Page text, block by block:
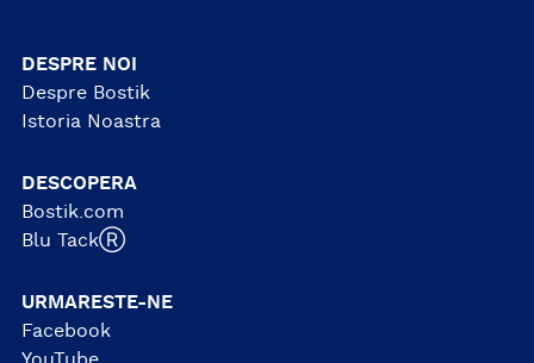
DESPRE NOI
Despre Bostik
Istoria Noastra
DESCOPERA
Bostik.com
Blu TackⓇ
URMARESTE-NE
Facebook